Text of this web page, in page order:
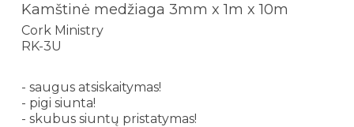
Kamštinė medžiaga 3mm x 1m x 10m
Cork Ministry
RK-3U
- saugus atsiskaitymas!
- pigi siunta!
- skubus siuntų pristatymas!